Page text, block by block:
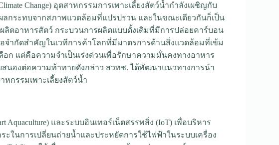
Change) อุตสาหกรรมการเพาะเลี้ยงสัตว์น้ำกำลังเผชิญกับ
กระทบจากสภาพแวดล้อมที่แปรปรวน และในขณะเดียวกันก็เป็น
ลิตอาหารสัตว์ กระบวนการผลิตแบบดั้งเดิมที่มีการปล่อยคาร์บอน
จำกัดสำคัญในเวทีการค้าโลกที่มีมาตรการด้านสิ่งแวดล้อมที่เข้ม
ก แต่คือความจำเป็นเร่งด่วนเพื่อรักษาความมั่นคงทางอาหาร
นองต่อความท้าทายดังกล่าว สวทช. ได้พัฒนาแนวทางการนำ
กรรมเพาะเลี้ยงสัตว์น้ำ
Aquaculture) และระบบอินเทอร์เน็ตสรรพสิ่ง (IoT) เพื่อบริหาร
ในการเปลี่ยนถ่ายน้ำและประหยัดการใช้ไฟฟ้าในระบบเครื่อง